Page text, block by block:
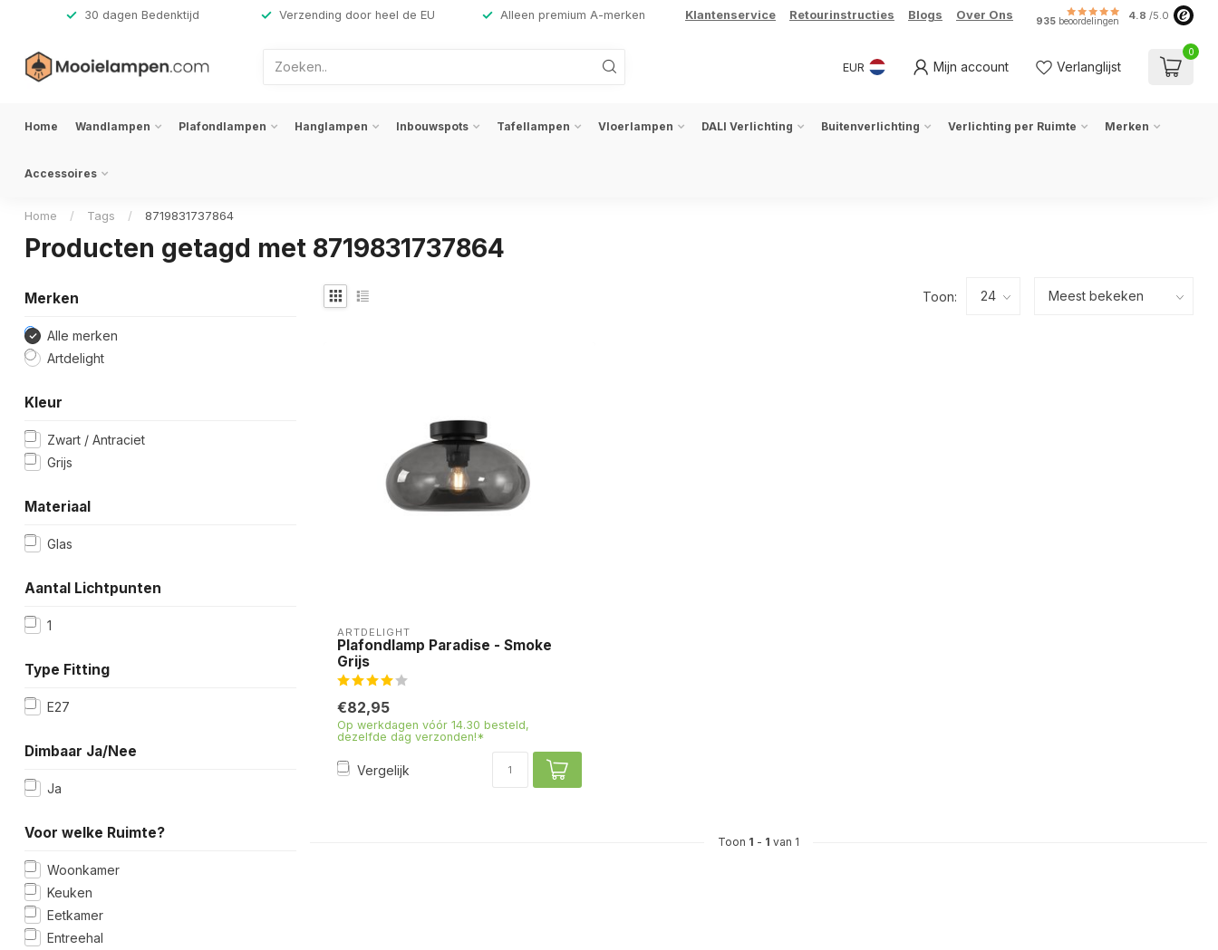
30 dagen Bedenktijd Verzending door heel de EU Alleen premium A-merken Klantenservice Retourinstructies Blogs Over Ons 935 beoordelingen 4.8 /5.0
EUR Mijn account Verlanglijst
0
Home Wandlampen Plafondlampen Hanglampen Inbouwspots Tafellampen Vloerlampen DALI Verlichting Buitenverlichting Verlichting per Ruimte Merken
Accessoires
Home / Tags / 8719831737864
Producten getagd met 8719831737864
Merken
Alle merken
Artdelight
Kleur
Zwart / Antraciet
Grijs
Materiaal
Glas
Aantal Lichtpunten
1
Type Fitting
E27
Dimbaar Ja/Nee
Ja
Voor welke Ruimte?
Woonkamer
Keuken
Eetkamer
Entreehal
Toon:
ARTDELIGHT
Plafondlamp Paradise - Smoke
Grijs
€82,95
Op werkdagen vóór 14.30 besteld,
dezelfde dag verzonden!*
Vergelijk
Toon 1 - 1 van 1